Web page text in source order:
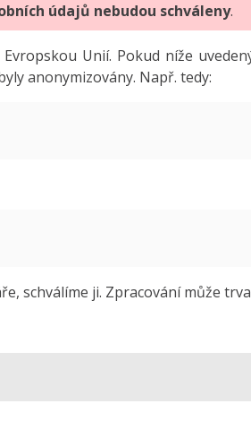
údajů nebudou schváleny.
Unií. Pokud níže
anonymizovány. Např. tedy:
schválíme ji. Zpracování může